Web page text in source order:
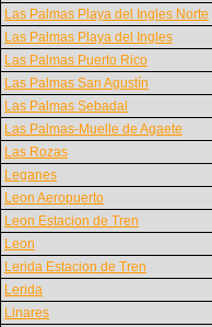
Las Palmas Playa del Ingles Norte
Las Palmas Playa del Ingles
Las Palmas Puerto Rico
Las Palmas San Agustín
Las Palmas Sebadal
Las Palmas-Muelle de Agaete
Las Rozas
Leganes
Leon Aeropuerto
Leon Estacion de Tren
Leon
Lerida Estacion de Tren
Lerida
Linares